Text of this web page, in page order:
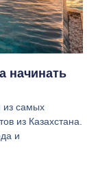
начинать
из самых
из Казахстана.
и